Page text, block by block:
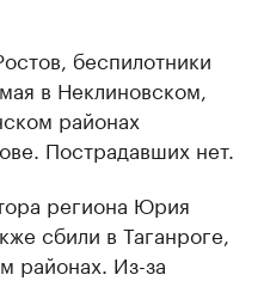
беспилотники
в Неклиновском,
районах
Пострадавших нет.
региона Юрия
сбили в Таганроге,
районах. Из-за